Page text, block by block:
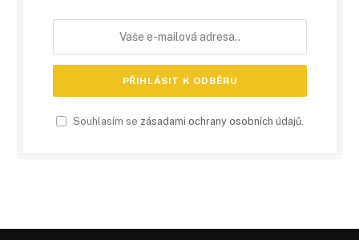
Souhlasím se zásadami ochrany osobních údajů.